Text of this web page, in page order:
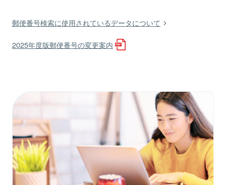
郵便番号検索に使用されているデータについて
2025年度版郵便番号の変更案内